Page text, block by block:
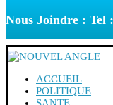
Nous Joindre : Tel
ACCUEIL
POLITIQUE